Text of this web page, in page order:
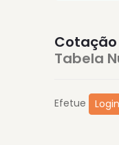
Cotação
Tabela
Efetue Login